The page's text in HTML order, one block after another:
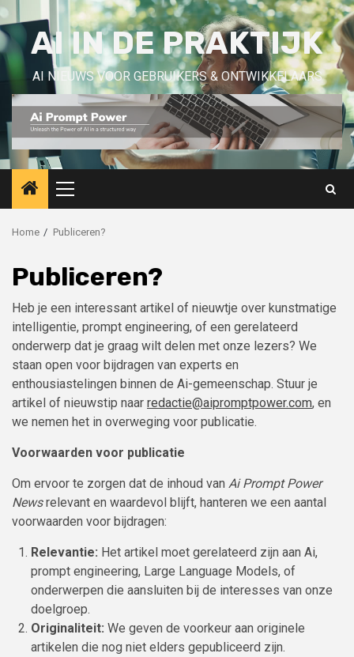
Skip
to
contentAI IN DE PRAKTIJK
AI NIEUWS VOOR GEBRUIKERS & ONTWIKKELAARS
Primary
Menu
Home Publiceren?
Publiceren?
Heb je een interessant artikel of nieuwtje over kunstmatige
intelligentie, prompt engineering, of een gerelateerd
onderwerp dat je graag wilt delen met onze lezers? We
staan open voor bijdragen van experts en
enthousiastelingen binnen de Ai-gemeenschap. Stuur je
artikel of nieuwstip naar redactie@aipromptpower.com, en
we nemen het in overweging voor publicatie.
Voorwaarden voor publicatie
Om ervoor te zorgen dat de inhoud van Ai Prompt Power
Newsrelevant en waardevol blijft, hanteren we een aantal
voorwaarden voor bijdragen:
Relevantie: Het artikel moet gerelateerd zijn aan Ai,
prompt engineering, Large Language Models, of
onderwerpen die aansluiten bij de interesses van onze
doelgroep.
Originaliteit: We geven de voorkeur aan originele
artikelen die nog niet elders gepubliceerd zijn.